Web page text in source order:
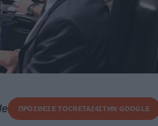
ΠΡΟΣΘΕΣΕ ΤΟCRETA24ΣΤΗΝ GOOGLE